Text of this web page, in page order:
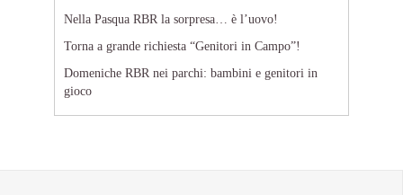
Nella Pasqua RBR la sorpresa… è l’uovo!
Torna a grande richiesta “Genitori in Campo”!
Domeniche RBR nei parchi: bambini e genitori in
gioco